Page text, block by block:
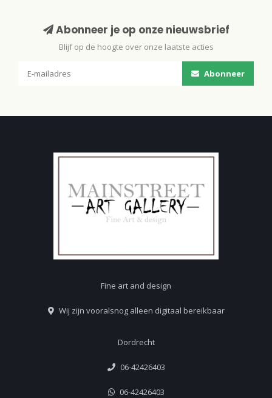
Abonneer je op onze nieuwsbrief
Blijf op de hoogte over onze laatste acties
Abonneer
Fine art and design
Wij zijn vooralsnog alleen digitaal bereikbaar
Dordrecht
06-42426403
06-42426403